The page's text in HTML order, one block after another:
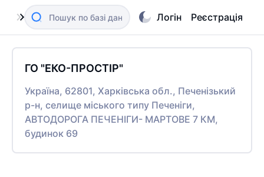
Логін Реєстрація
ГО "ЕКО-ПРОСТІР"
Україна, 62801, Харківська обл., Печенізький
р-н, селище міського типу Печеніги,
АВТОДОРОГА ПЕЧЕНІГИ- МАРТОВЕ 7 КМ,
будинок 69